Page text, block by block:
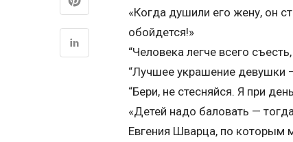
«Когда душили его жену, он
обойдется!»
“Человека легче всего
“Лучшее украшение девушки
“Бери, не стесняйся. Я при
«Детей надо баловать —
Евгения Шварца, по которым